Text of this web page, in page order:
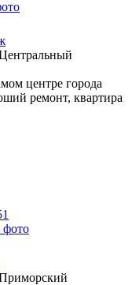
центре города
ремонт, квартира